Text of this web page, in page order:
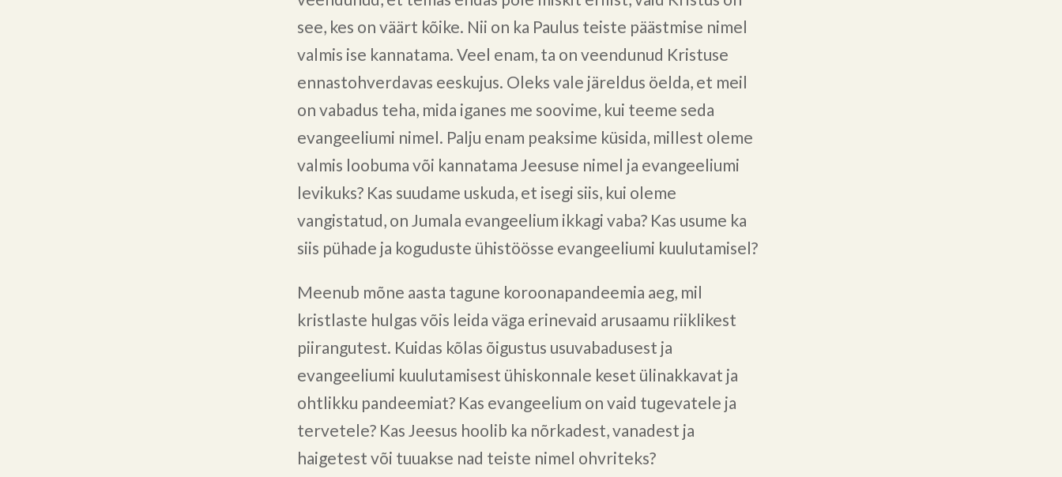
see, kes on väärt kõike. Nii on ka Paulus teiste päästmise nimel
valmis ise kannatama. Veel enam, ta on veendunud Kristuse
ennastohverdavas eeskujus. Oleks vale järeldus öelda, et meil
on vabadus teha, mida iganes me soovime, kui teeme seda
evangeeliumi nimel. Palju enam peaksime küsida, millest oleme
valmis loobuma või kannatama Jeesuse nimel ja evangeeliumi
levikuks? Kas suudame uskuda, et isegi siis, kui oleme
vangistatud, on Jumala evangeelium ikkagi vaba? Kas usume ka
siis pühade ja koguduste ühistöösse evangeeliumi kuulutamisel?
Meenub mõne aasta tagune koroonapandeemia aeg, mil
kristlaste hulgas võis leida väga erinevaid arusaamu riiklikest
piirangutest. Kuidas kõlas õigustus usuvabadusest ja
evangeeliumi kuulutamisest ühiskonnale keset ülinakkavat ja
ohtlikku pandeemiat? Kas evangeelium on vaid tugevatele ja
tervetele? Kas Jeesus hoolib ka nõrkadest, vanadest ja
haigetest või tuuakse nad teiste nimel ohvriteks?